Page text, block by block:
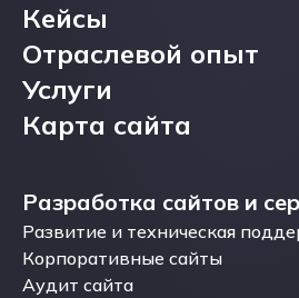
Кейсы
Кейсы
Отраслевой опыт
Отраслевой опыт
Услуги
Услуги
Карта сайта
Разработка сайтов и
Разработка сайтов и
Развитие и техническая
Развитие и техническая
Корпоративные сайты
Корпоративные сайты
Аудит сайта